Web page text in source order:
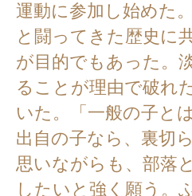
運動に参加し始めた
と闘ってきた歴史に
が目的でもあった。
ることが理由で破れ
いた。「一般の子と
出自の子なら、裏切
思いながらも、部落
したいと強く願う。